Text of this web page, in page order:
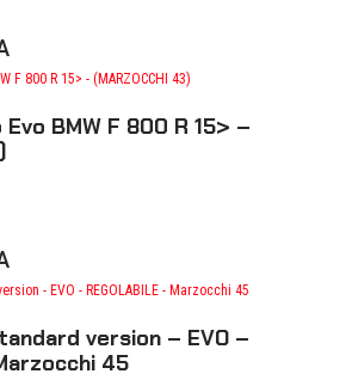
BMW F 800 R 15> –
version – EVO –
45